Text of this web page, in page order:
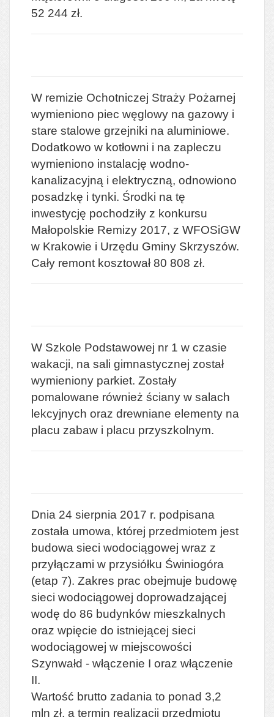
52 244 zł.
W remizie Ochotniczej Straży Pożarnej
wymieniono piec węglowy na gazowy i
stare stalowe grzejniki na aluminiowe.
Dodatkowo w kotłowni i na zapleczu
wymieniono instalację wodno-
kanalizacyjną i elektryczną, odnowiono
posadzkę i tynki. Środki na tę
inwestycję pochodziły z konkursu
Małopolskie Remizy 2017, z WFOSiGW
w Krakowie i Urzędu Gminy Skrzyszów.
Cały remont kosztował 80 808 zł.
W Szkole Podstawowej nr 1 w czasie
wakacji, na sali gimnastycznej został
wymieniony parkiet. Zostały
pomalowane również ściany w salach
lekcyjnych oraz drewniane elementy na
placu zabaw i placu przyszkolnym.
Dnia 24 sierpnia 2017 r. podpisana
została umowa, której przedmiotem jest
budowa sieci wodociągowej wraz z
przyłączami w przysiółku Świniogóra
(etap 7). Zakres prac obejmuje budowę
sieci wodociągowej doprowadzającej
wodę do 86 budynków mieszkalnych
oraz wpięcie do istniejącej sieci
wodociągowej w miejscowości
Szynwałd - włączenie I oraz włączenie
II.
Wartość brutto zadania to ponad 3,2
mln zł, a termin realizacji przedmiotu